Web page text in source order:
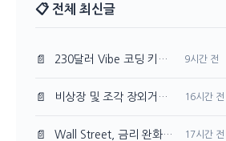
📋 전체 최신글
📄 230달러 Vibe 코딩 키보드의 정체, OpenAI Codex Micro는? 9시간 전
📄 비상장 및 조각 장외거래소 결제 인프라, 예탁원 구축 16시간 전
📄 Wall Street, 금리 완화 기대감에 초기 상승세 17시간 전